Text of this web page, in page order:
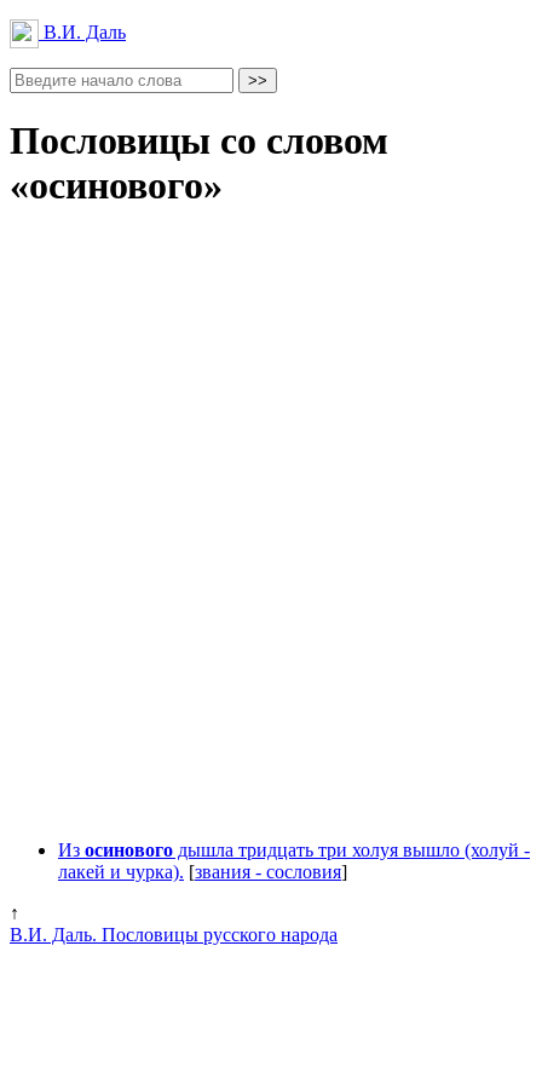
В.И. Даль
Пословицы со словом
«осинового»
Из осинового дышла тридцать три холуя вышло (холуй -
лакей и чурка). [звания - сословия]
↑
В.И. Даль. Пословицы русского народа